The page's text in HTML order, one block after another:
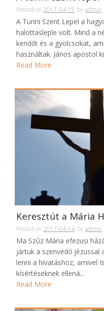
Posted on 2017-04-15 byadmin
A Turini Szent Lepel a
halottasleple volt. Mind a
kendőt és a gyolcsokat,
használtak. János apostol
Read More
Keresztút a Mária
Posted on 2017-04-14 byadmin
Ma Szűz Mária efezusi
jártuk a szenvedő
lenni a hivatáshoz, amivel
kísértéseknek ellená...
Read More